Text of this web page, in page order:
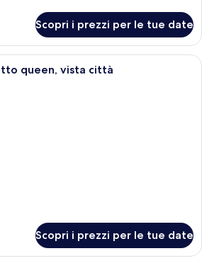
Scopri i prezzi per le tue date
Una camera d'albergo con un letto
queen, vista città
Scopri i prezzi per le tue date